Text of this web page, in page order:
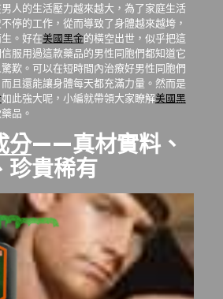
人的生活壓力越來越大，為了家庭生活
停的工作，從而導致了身體越來越垮，
。好在美國黑金的橫空出世，似乎把這
服用過這款藥品的男性同胞們都知道它
歎。可以在短時間內治療好男性同胞們
且還能讓身體每天都充滿力量。然而是
如此強大呢，小編就帶領大家瞭解美國黑
品。
分——真材實料、
珍貴稀有